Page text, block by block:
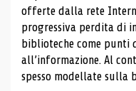
offerte dalla rete
progressiva perdita di
biblioteche come punti
all’informazione. Al
spesso modellate sulla